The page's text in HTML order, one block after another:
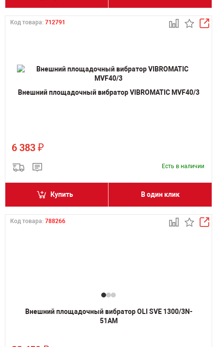
Код товара: 712791
Внешний площадочный вибратор VIBROMATIC MVF40/3
6 383 ₽
Есть в наличии
Купить В один клик
Код товара: 788266
Внешний площадочный вибратор OLI SVE 1300/3N-
51AM